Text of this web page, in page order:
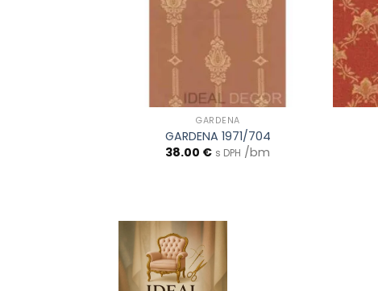
GARDENA
GARDENA 1971/704
38.00 € s DPH /bm